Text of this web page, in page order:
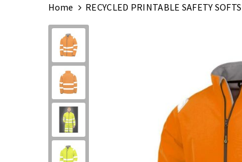
Home RECYCLED PRINTABLE SAFETY